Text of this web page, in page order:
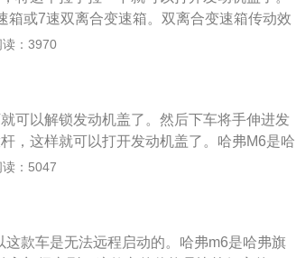
脑、警示提醒信息显示及功能设定。动力方
车型相同的1.5T发动机，其最大功率为150马
6速手动或6速手自一体变速箱。
箱或7速双离合变速箱。双离合变速箱传动效
非常适合与小排量涡轮增压发动机配合使
机的最大功率为110kw，最大扭矩为210牛
最大扭矩转速为2200到4500转每分钟。这
使用了铝合金缸盖缸体。双离合变速箱也受
变速箱的制造成本是比较低的。哈弗m6的前
架使用了双横臂独立悬架。双横臂独立悬架
万元到8.60万元，这款车还是非常便宜的。
的，suv的通过性好，装载能力强。
读：3970
可以解锁发动机盖了。然后下车将手伸进发
，这样就可以打开发动机盖了。哈弗M6是哈
使用了一款1.5升涡轮增压发动机。这款1.5
速为1800到4400转每分钟。这款发动机搭
金缸盖缸体。与这款发动机匹配的是6速手
合变速箱是非常适合与小排量涡轮增压发动
读：5047
款车是无法远程启动的。哈弗m6是哈弗旗